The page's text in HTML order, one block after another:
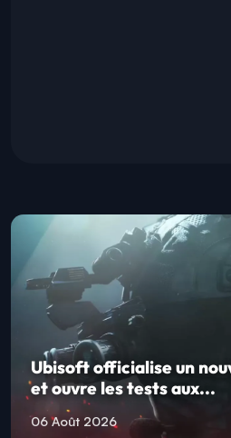
Ubisoft officialise un
et ouvre les tests aux...
06 Août 2026